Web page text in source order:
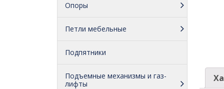
Опоры
Петли мебельные
Подпятники
Подъемные механизмы и газ-
лифты